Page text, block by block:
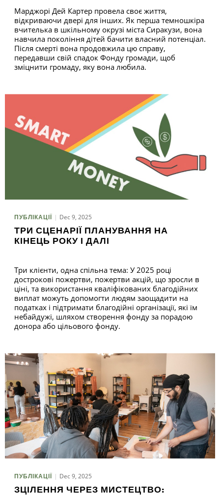
Марджорі Дей Картер провела своє життя,
відкриваючи двері для інших. Як перша темношкіра
вчителька в шкільному окрузі міста Сиракузи, вона
навчила покоління дітей бачити власний потенціал.
Після смерті вона продовжила цю справу,
передавши свій спадок Фонду громади, щоб
зміцнити громаду, яку вона любила.
ПУБЛІКАЦІЇ Dec 9, 2025
ТРИ СЦЕНАРІЇ ПЛАНУВАННЯ НА
КІНЕЦЬ РОКУ І ДАЛІ
Три клієнти, одна спільна тема: У 2025 році
дострокові пожертви, пожертви акцій, що зросли в
ціні, та використання кваліфікованих благодійних
виплат можуть допомогти людям заощадити на
податках і підтримати благодійні організації, які їм
небайдужі, шляхом створення фонду за порадою
донора або цільового фонду.
ПУБЛІКАЦІЇ Dec 9, 2025
ЗЦІЛЕННЯ ЧЕРЕЗ МИСТЕЦТВО: